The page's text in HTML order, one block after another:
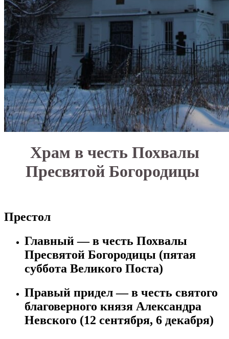
Храм в честь Похвалы
Пресвятой Богородицы
Престол
Главный — в честь Похвалы
Пресвятой Богородицы (пятая
суббота Великого Поста)
Правый придел — в честь святого
благоверного князя Александра
Невского (12 сентября, 6 декабря)